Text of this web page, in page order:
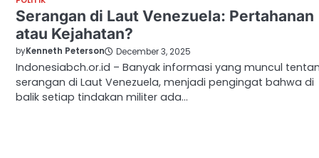
Serangan di Laut Venezuela: Pertahanan
atau Kejahatan?
byKenneth Peterson December 3, 2025
Indonesiabch.or.id – Banyak informasi yang muncul
serangan di Laut Venezuela, menjadi pengingat bahwa di
balik setiap tindakan militer ada…